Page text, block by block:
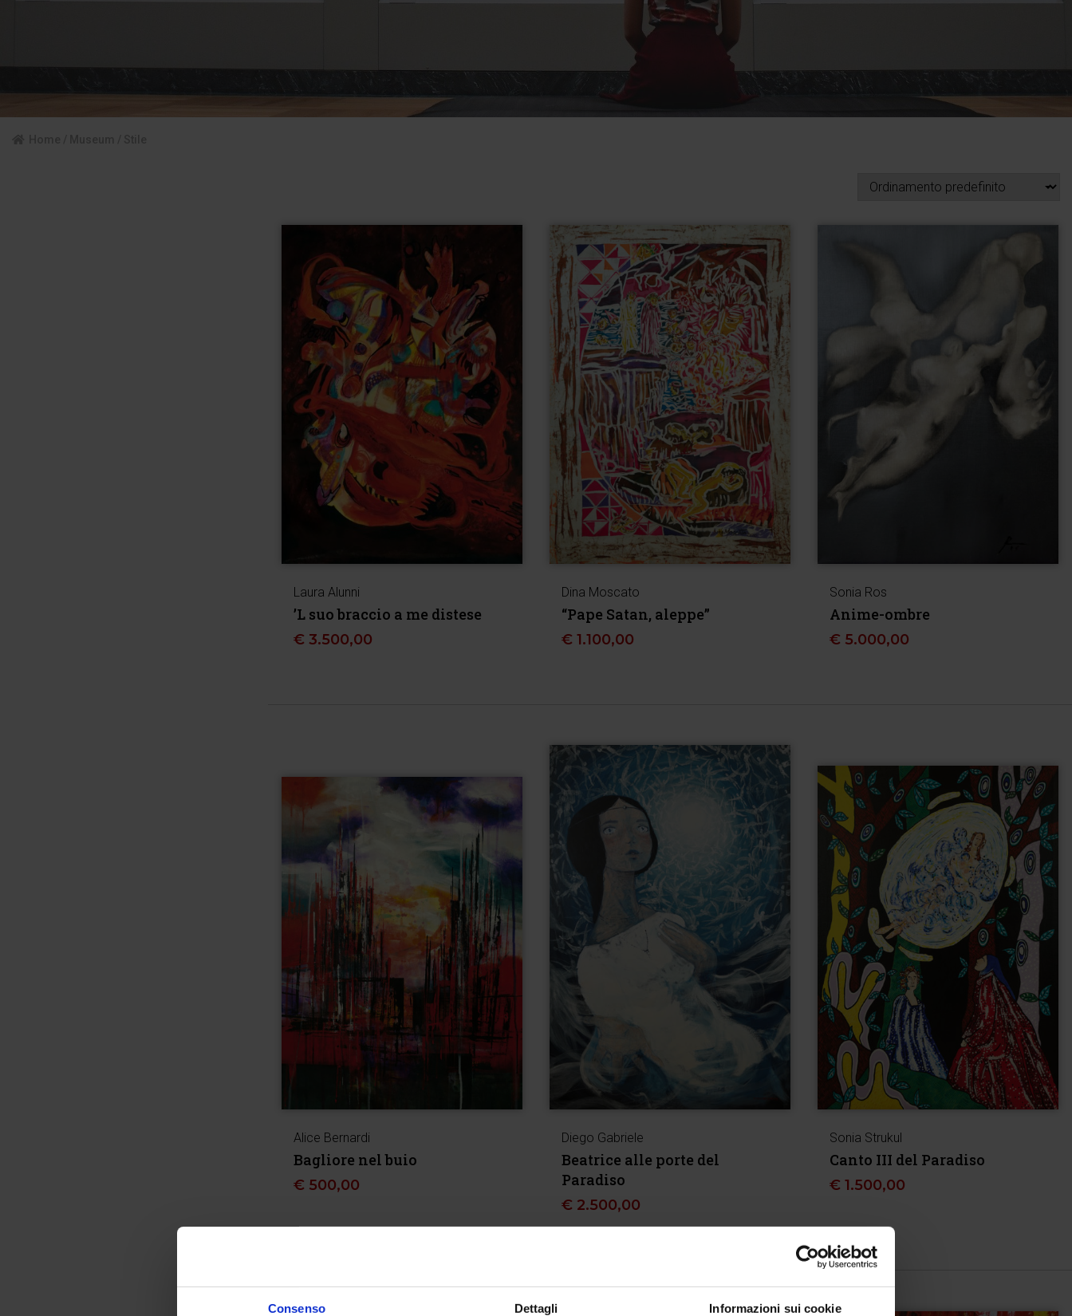
Consenso Dettagli Informazioni sui cookie
Laura Alunni
’L suo braccio a me distese
€ 3.500,00
Dina Moscato
“Pape Satan, aleppe”
€ 1.100,00
Sonia Ros
Anime-ombre
€ 5.000,00
Alice Bernardi
Bagliore nel buio
€ 500,00
Diego Gabriele
Beatrice alle porte del
Paradiso
€ 2.500,00
Sonia Strukul
Canto III del Paradiso
€ 1.500,00